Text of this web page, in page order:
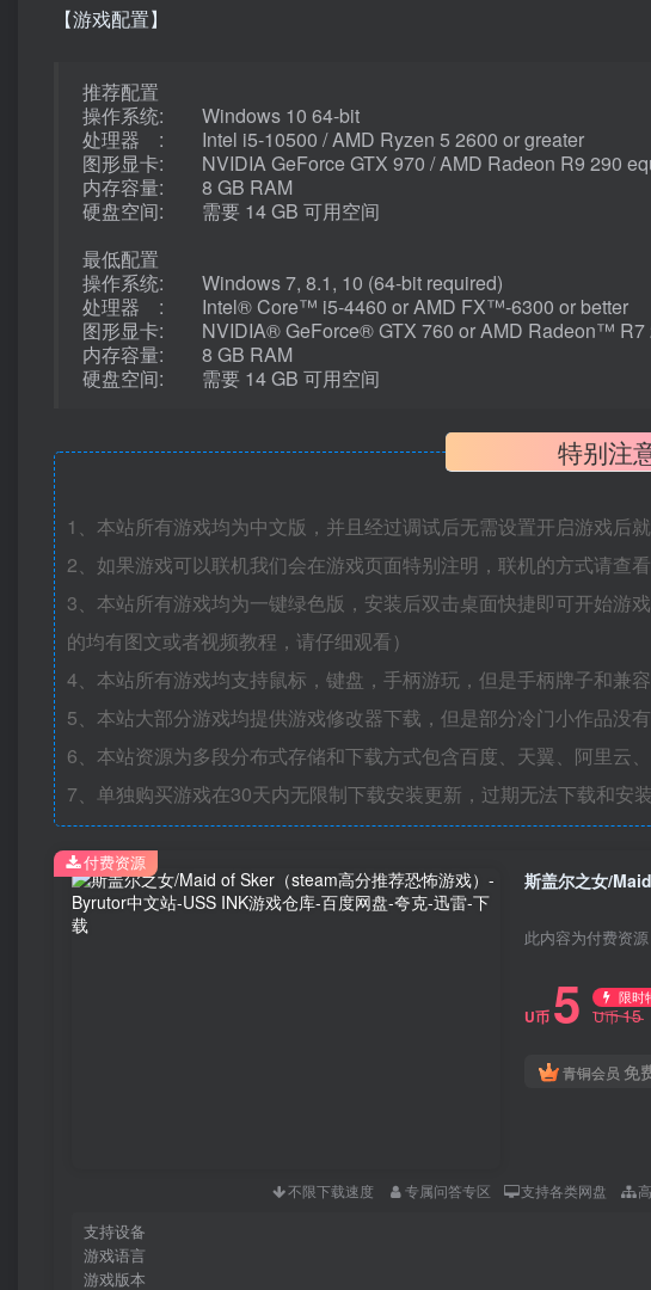
【游戏配置】
推荐配置
操作系统: Windows 10 64-bit
处理器 : Intel i5-10500 / AMD Ryzen 5 2600 or greater
图形显卡: NVIDIA GeForce GTX 970 / AMD Radeon R9 290
内存容量: 8 GB RAM
硬盘空间: 需要 14 GB 可用空间
最低配置
操作系统: Windows 7, 8.1, 10 (64-bit required)
处理器 : Intel® Core™ i5-4460 or AMD FX™-6300 or better
图形显卡: NVIDIA® GeForce® GTX 760 or AMD Radeon™ R7
内存容量: 8 GB RAM
硬盘空间: 需要 14 GB 可用空间
特别注
1、本站所有游戏均为中文版，并且经过调试后无需设置开启游戏后
2、如果游戏可以联机我们会在游戏页面特别注明，联机的方式请查看
3、本站所有游戏均为一键绿色版，安装后双击桌面快捷即可开始游
的均有图文或者视频教程，请仔细观看）
4、本站所有游戏均支持鼠标，键盘，手柄游玩，但是手柄牌子和兼
5、本站大部分游戏均提供游戏修改器下载，但是部分冷门小作品没有
6、本站资源为多段分布式存储和下载方式包含百度、天翼、阿里云
7、单独购买游戏在30天内无限制下载安装更新，过期无法下载和安
斯盖尔之女/
此内容为付费资
U币 5 限时
U币15
青铜会员 免
不限下载速度 专属问答专区 支持各类网盘
支持设备
游戏语言
游戏版本
付费资源